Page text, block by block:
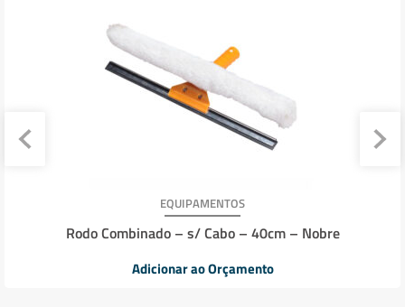
EQUIPAMENTOS
Rodo Combinado – s/ Cabo – 40cm – Nobre
Adicionar ao Orçamento